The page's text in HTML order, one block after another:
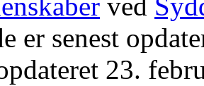
ved
er senest
23.